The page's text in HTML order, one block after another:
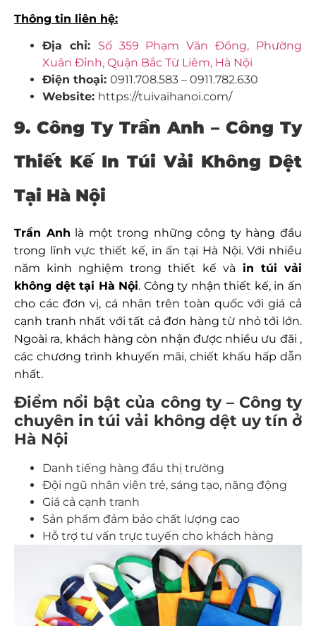
Thông tin liên hệ:
Địa chỉ: Số 359 Phạm Văn Đồng, Phường
Xuân Đỉnh, Quận Bắc Từ Liêm, Hà Nội
Điện thoại: 0911.708.583 – 0911.782.630
Website: https://tuivaihanoi.com/
9. Công Ty Trần Anh – Công Ty
Thiết Kế In Túi Vải Không Dệt
Tại Hà Nội
Trần Anh là một trong những công ty hàng đầu
trong lĩnh vực thiết kế, in ấn tại Hà Nội. Với nhiều
năm kinh nghiệm trong thiết kế và in túi vải
không dệt tại Hà Nội. Công ty nhận thiết kế, in ấn
cho các đơn vị, cá nhân trên toàn quốc với giá cả
cạnh tranh nhất với tất cả đơn hàng từ nhỏ tới lớn.
Ngoài ra, khách hàng còn nhận được nhiều ưu đãi ,
các chương trình khuyến mãi, chiết khấu hấp dẫn
nhất.
Điểm nổi bật của công ty – Công ty
chuyên in túi vải không dệt uy tín ở
Hà Nội
Danh tiếng hàng đầu thị trường
Đội ngũ nhân viên trẻ, sáng tạo, năng động
Giá cả cạnh tranh
Sản phẩm đảm bảo chất lượng cao
Hỗ trợ tư vấn trực tuyến cho khách hàng